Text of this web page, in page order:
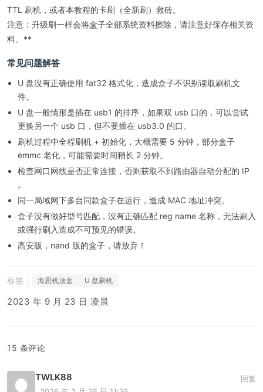
TTL 刷机，或者本教程的卡刷（全新刷）救砖。
注意：升级刷一样会将盒子全部系统资料擦除，请注意好保存相关资
料。**
常见问题解答
U 盘没有正确使用 fat32 格式化，造成盒子不识别读取刷机文
件。
U 盘一般情形是插在 usb1 的排序，如果双 usb 口的，可以尝试
更换另一个 usb 口，但不要插在 usb3.0 的口。
刷机过程中全程刷机 + 初始化，大概需要 5 分钟，部分盒子
emmc 老化，可能需要时间稍长 2 分钟。
检查网口网线是否正常连接，否则获取不到路由器自动分配的 IP
。
同一局域网下多台同款盒子在运行，造成 MAC 地址冲突。
盒子没有做好型号匹配，没有正确匹配 reg name 名称，无法刷入
或强行刷入造成不可预见的错误。
高安版，nand 版的盒子，请放弃！
海思机顶盒 U 盘刷机
2023 年 9 月 23 日 凌晨
15 条评论
TWLK88 回复